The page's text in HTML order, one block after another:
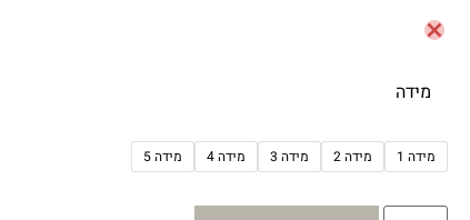
מידה
מידה 1 מידה 2 מידה 3 מידה 4 מידה 5